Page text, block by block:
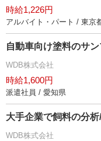
時給1,226円
アルバイト・パート / 東京
自動車向け塗料のサ
WDB株式会社
時給1,600円
派遣社員 / 愛知県
大手企業で飼料の分
WDB株式会社